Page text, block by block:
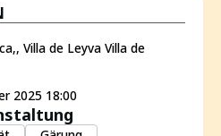
Villa de Leyva Villa de
2025 18:00